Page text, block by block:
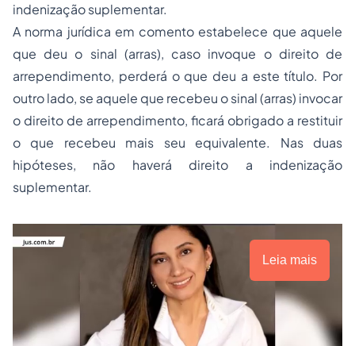
indenização suplementar.
A norma jurídica em comento estabelece que aquele
que deu o sinal (arras), caso invoque o direito de
arrependimento, perderá o que deu a este título. Por
outro lado, se aquele que recebeu o sinal (arras) invocar
o direito de arrependimento, ficará obrigado a restituir
o que recebeu mais seu equivalente. Nas duas
hipóteses, não haverá direito a indenização
suplementar.
Leia mais